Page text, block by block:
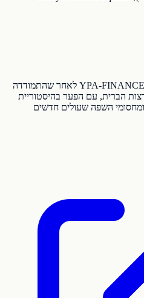
אולגה, מהגרת בעצמה, ייסדה את YPA-FINANCE לאחר שהתמודדה
הברית, עם הפער בהיסטוריית
השפה שעולים חדשים